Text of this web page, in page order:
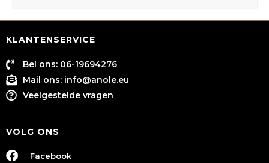
KLANTENSERVICE
Bel ons: 06-19694276
Mail ons: info@anole.eu
Veelgestelde vragen
VOLG ONS
Facebook